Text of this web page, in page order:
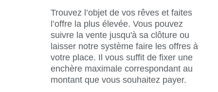
Trouvez l’objet de vos rêves et faites
l’offre la plus élevée. Vous pouvez
suivre la vente jusqu'à sa clôture ou
laisser notre système faire les offres à
votre place. Il vous suffit de fixer une
enchère maximale correspondant au
montant que vous souhaitez payer.